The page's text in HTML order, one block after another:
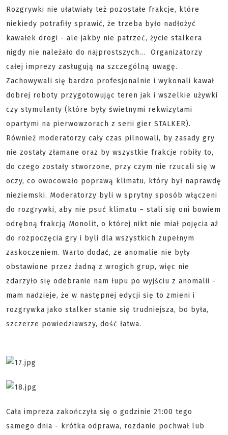
Rozgrywki nie ułatwiały też pozostałe frakcje, które
niekiedy potrafiły sprawić, że trzeba było nadłożyć
kawałek drogi - ale jakby nie patrzeć, życie stalkera
nigdy nie należało do najprostszych… Organizatorzy
całej imprezy zasługują na szczególną uwagę.
Zachowywali się bardzo profesjonalnie i wykonali kawał
dobrej roboty przygotowując teren jak i wszelkie używki
czy stymulanty (które były świetnymi rekwizytami
opartymi na pierwowzorach z serii gier STALKER).
Również moderatorzy cały czas pilnowali, by zasady gry
nie zostały złamane oraz by wszystkie frakcje robiły to,
do czego zostały stworzone, przy czym nie rzucali się w
oczy, co owocowało poprawą klimatu, który był naprawdę
nieziemski. Moderatorzy byli w sprytny sposób włączeni
do rozgrywki, aby nie psuć klimatu – stali się oni bowiem
odrębną frakcją Monolit, o której nikt nie miał pojęcia aż
do rozpoczęcia gry i byli dla wszystkich zupełnym
zaskoczeniem. Warto dodać, ze anomalie nie były
obstawione przez żadną z wrogich grup, więc nie
zdarzyło się odebranie nam łupu po wyjściu z anomalii -
mam nadzieje, że w następnej edycji się to zmieni i
rozgrywka jako stalker stanie się trudniejsza, bo była,
szczerze powiedziawszy, dość łatwa.
Cała impreza zakończyła się o godzinie 21:00 tego
samego dnia - krótka odprawa, rozdanie pochwał lub